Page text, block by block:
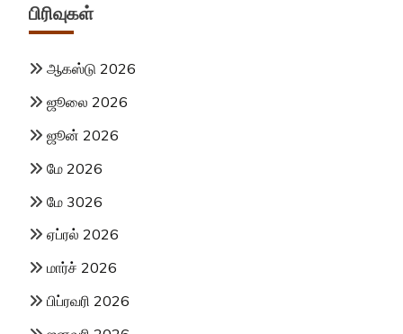
பிரிவுகள்
ஆகஸ்டு 2026
ஜூலை 2026
ஜூன் 2026
மே 2026
மே 3026
ஏப்ரல் 2026
மார்ச் 2026
பிப்ரவரி 2026